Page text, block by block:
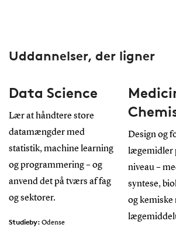
Uddannelser, der ligner
Data Science
Lær at håndtere store
datamængder med
statistik, machine learning
og programmering – og
anvend det på tværs af fag
og sektorer.
Studieby: Odense
Design og
lægemidler
niveau –
syntese,
og kemiske